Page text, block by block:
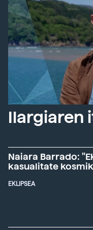
Ilargiaren
Naiara Barrado:
kasualitate
EKLIPSEA